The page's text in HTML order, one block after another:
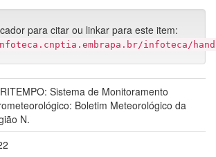
para citar ou linkar para este item:
infoteca/
Sistema de Monitoramento
Boletim Meteorológico da
N.